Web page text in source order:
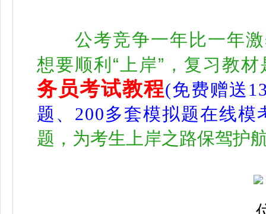
公考竞争一年比一年激
想要顺利“上岸”，复习教
务员考试教程(免费赠送
题、200多套模拟题在线模
题，为考生上岸之路保驾护